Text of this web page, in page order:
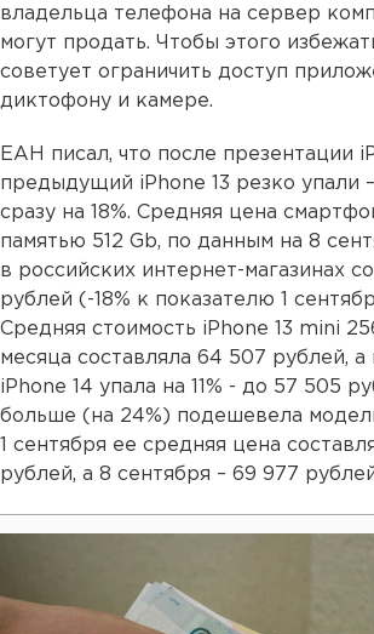
владельца телефона на сервер
могут продать. Чтобы этого
советует ограничить доступ
диктофону и камере.
ЕАН писал, что после презентации
предыдущий iPhone 13 резко упали
сразу на 18%. Средняя цена
памятью 512 Gb, по данным на 8
в российских интернет-магазинах
рублей (-18% к показателю 1
Средняя стоимость iPhone 13 mini
месяца составляла 64 507 рублей, а
iPhone 14 упала на 11% - до 57 505
больше (на 24%) подешевела
1 сентября ее средняя цена
рублей, а 8 сентября – 69 977